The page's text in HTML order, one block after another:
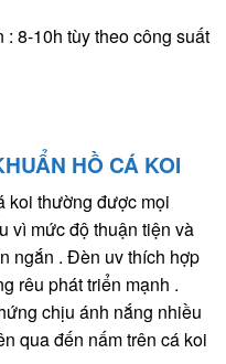
8-10h tùy theo công suất
HỒ CÁ KOI
koi thường được mọi
vì mức độ thuận tiện và
ngắn . Đèn uv thích hợp
rêu phát triển mạnh .
chịu ánh nắng nhiều
qua đến nấm trên cá koi